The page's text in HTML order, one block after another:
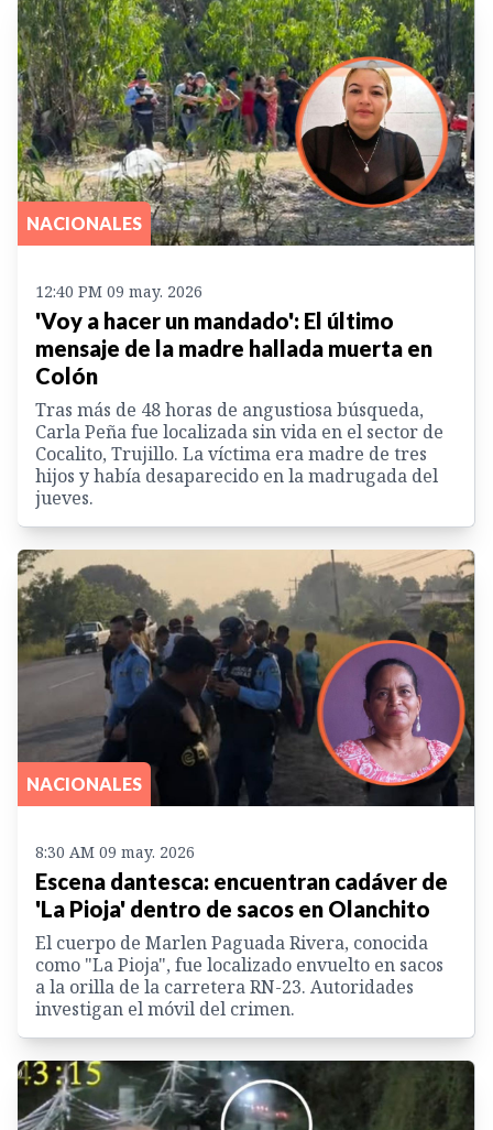
NACIONALES
12:40 PM 09 may. 2026
'Voy a hacer un mandado': El último
mensaje de la madre hallada muerta en
Colón
Tras más de 48 horas de angustiosa búsqueda,
Carla Peña fue localizada sin vida en el sector de
Cocalito, Trujillo. La víctima era madre de tres
hijos y había desaparecido en la madrugada del
jueves.
NACIONALES
8:30 AM 09 may. 2026
Escena dantesca: encuentran cadáver de
'La Pioja' dentro de sacos en Olanchito
El cuerpo de Marlen Paguada Rivera, conocida
como "La Pioja", fue localizado envuelto en sacos
a la orilla de la carretera RN-23. Autoridades
investigan el móvil del crimen.